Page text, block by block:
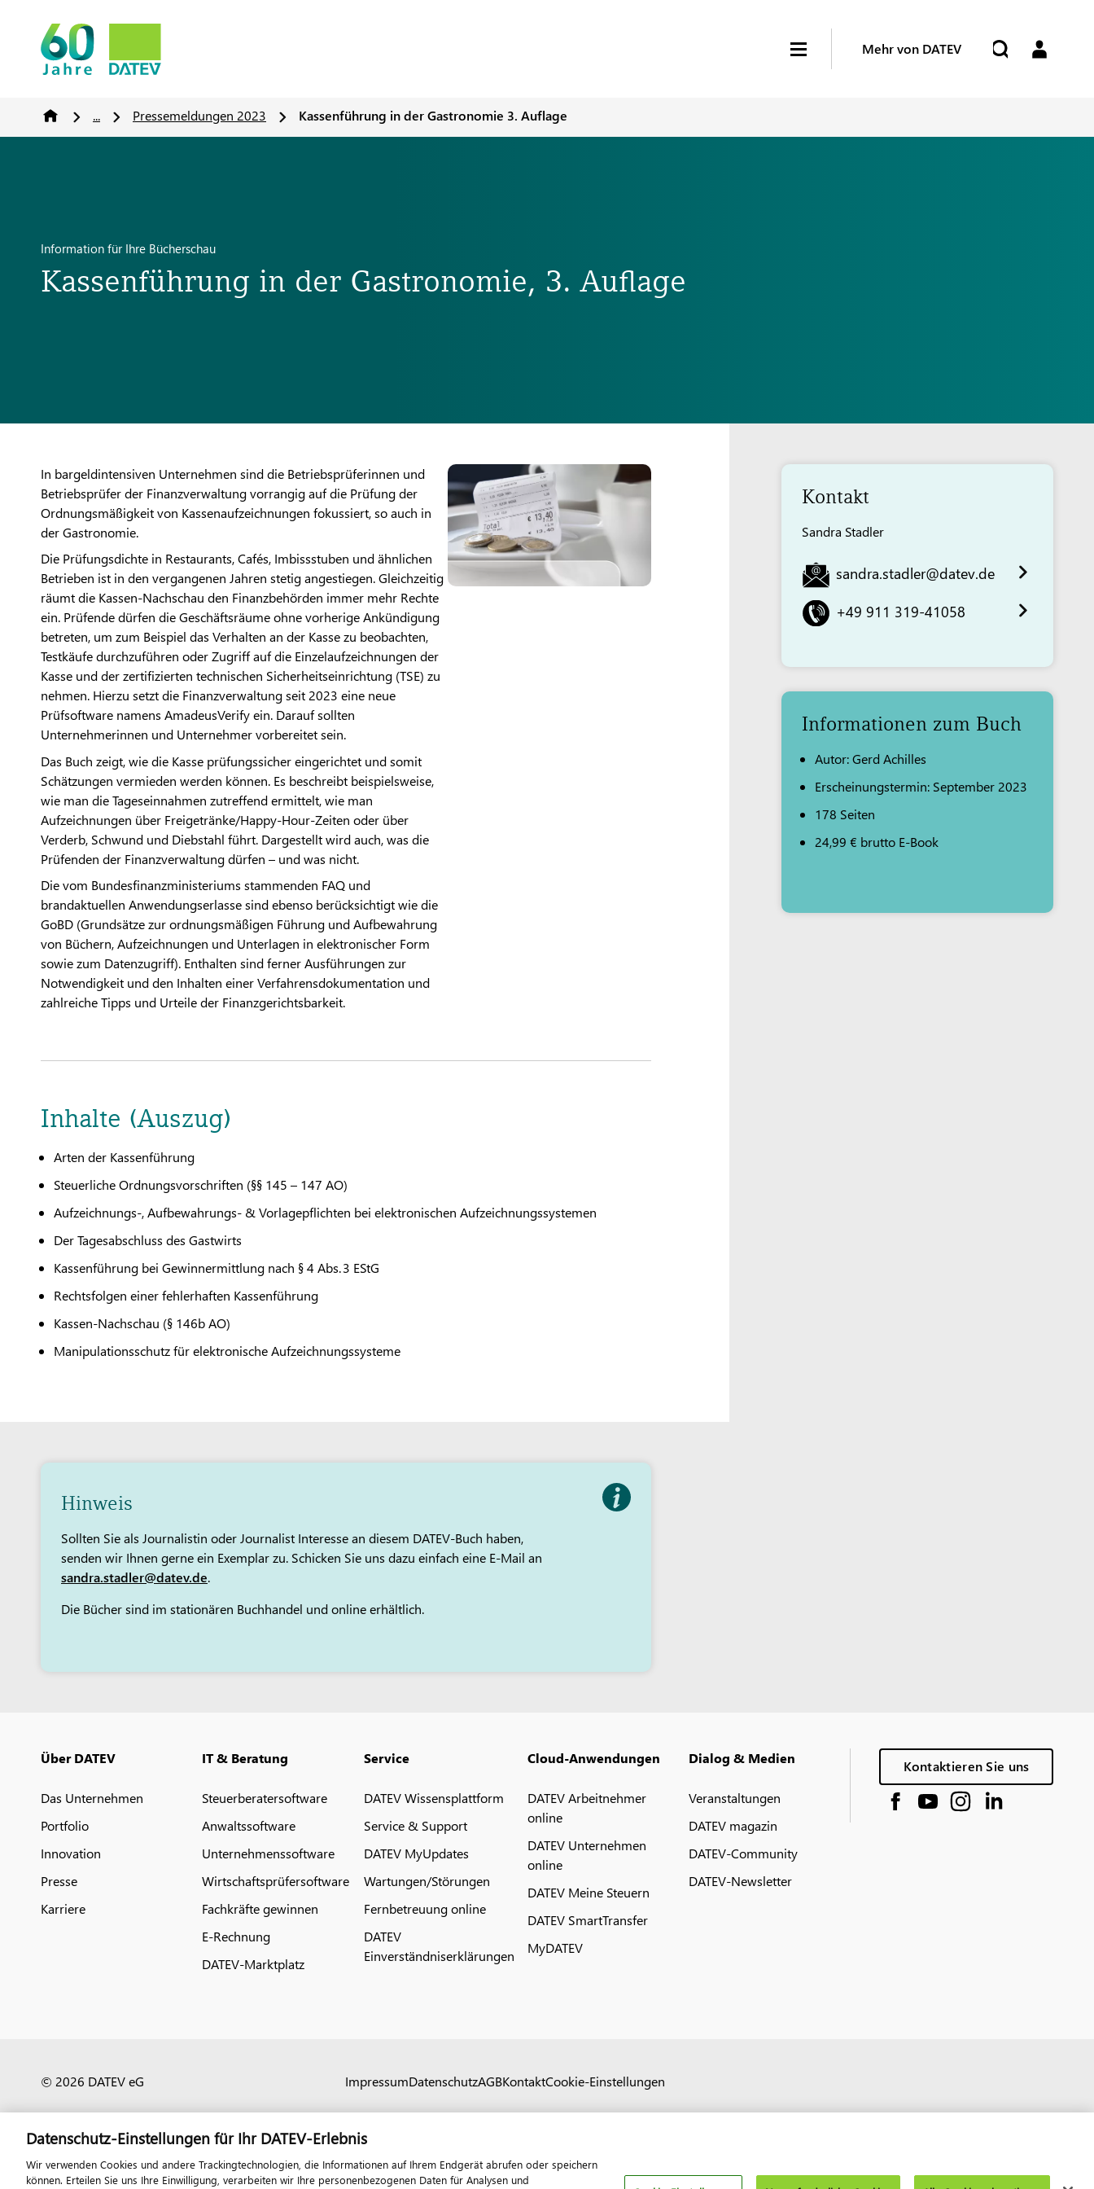
Mehr von DATEV
... Pressemeldungen 2023 Kassenführung in der Gastronomie 3. Auflage
Information für Ihre Bücherschau
Kassenführung in der Gastronomie, 3. Auflage
In bargeldintensiven Unternehmen sind die Betriebsprüferinnen und
Betriebsprüfer der Finanzverwaltung vorrangig auf die Prüfung der
Ordnungsmäßigkeit von Kassenaufzeichnungen fokussiert, so auch in
der Gastronomie.
Die Prüfungsdichte in Restaurants, Cafés, Imbissstuben und ähnlichen
Betrieben ist in den vergangenen Jahren stetig angestiegen. Gleichzeitig
räumt die Kassen-Nachschau den Finanzbehörden immer mehr Rechte
ein. Prüfende dürfen die Geschäftsräume ohne vorherige Ankündigung
betreten, um zum Beispiel das Verhalten an der Kasse zu beobachten,
Testkäufe durchzuführen oder Zugriff auf die Einzelaufzeichnungen der
Kasse und der zertifizierten technischen Sicherheitseinrichtung (TSE) zu
nehmen. Hierzu setzt die Finanzverwaltung seit 2023 eine neue
Prüfsoftware namens AmadeusVerify ein. Darauf sollten
Unternehmerinnen und Unternehmer vorbereitet sein.
Das Buch zeigt, wie die Kasse prüfungssicher eingerichtet und somit
Schätzungen vermieden werden können. Es beschreibt beispielsweise,
wie man die Tageseinnahmen zutreffend ermittelt, wie man
Aufzeichnungen über Freigetränke/Happy-Hour-Zeiten oder über
Verderb, Schwund und Diebstahl führt. Dargestellt wird auch, was die
Prüfenden der Finanzverwaltung dürfen – und was nicht.
Die vom Bundesfinanzministeriums stammenden FAQ und
brandaktuellen Anwendungserlasse sind ebenso berücksichtigt wie die
GoBD (Grundsätze zur ordnungsmäßigen Führung und Aufbewahrung
von Büchern, Aufzeichnungen und Unterlagen in elektronischer Form
sowie zum Datenzugriff). Enthalten sind ferner Ausführungen zur
Notwendigkeit und den Inhalten einer Verfahrensdokumentation und
zahlreiche Tipps und Urteile der Finanzgerichtsbarkeit.
Inhalte (Auszug)
Arten der Kassenführung
Steuerliche Ordnungsvorschriften (§§ 145 – 147 AO)
Aufzeichnungs-, Aufbewahrungs- & Vorlagepflichten bei elektronischen Aufzeichnungssystemen
Der Tagesabschluss des Gastwirts
Kassenführung bei Gewinnermittlung nach § 4 Abs. 3 EStG
Rechtsfolgen einer fehlerhaften Kassenführung
Kassen-Nachschau (§ 146b AO)
Manipulationsschutz für elektronische Aufzeichnungssysteme
Hinweis
Sollten Sie als Journalistin oder Journalist Interesse an diesem DATEV-Buch haben,
senden wir Ihnen gerne ein Exemplar zu. Schicken Sie uns dazu einfach eine E-Mail an
sandra.stadler@datev.de.
Die Bücher sind im stationären Buchhandel und online erhältlich.
Kontakt
Sandra Stadler
sandra.stadler@datev.de
+49 911 319-41058
Informationen zum Buch
Autor: Gerd Achilles
Erscheinungstermin: September 2023
178 Seiten
24,99 € brutto E-Book
Über DATEV
Das Unternehmen
Portfolio
Innovation
Presse
Karriere
IT & Beratung
Steuerberatersoftware
Anwaltssoftware
Unternehmenssoftware
Wirtschaftsprüfersoftware
Fachkräfte gewinnen
E-Rechnung
DATEV-Marktplatz
Service
DATEV Wissensplattform
Service & Support
DATEV MyUpdates
Wartungen/Störungen
Fernbetreuung online
DATEV
Einverständniserklärungen
Cloud-Anwendungen
DATEV Arbeitnehmer
online
DATEV Unternehmen
online
DATEV Meine Steuern
DATEV SmartTransfer
MyDATEV
Dialog & Medien
Veranstaltungen
DATEV magazin
DATEV-Community
DATEV-Newsletter
Kontaktieren Sie uns
© 2026 DATEV eG ImpressumDatenschutzAGBKontaktCookie-Einstellungen
Datenschutz-Einstellungen für Ihr DATEV-Erlebnis
Wir verwenden Cookies und andere Trackingtechnologien, die Informationen auf Ihrem Endgerät abrufen oder speichern
können. Erteilen Sie uns Ihre Einwilligung, verarbeiten wir Ihre personenbezogenen Daten für Analysen und